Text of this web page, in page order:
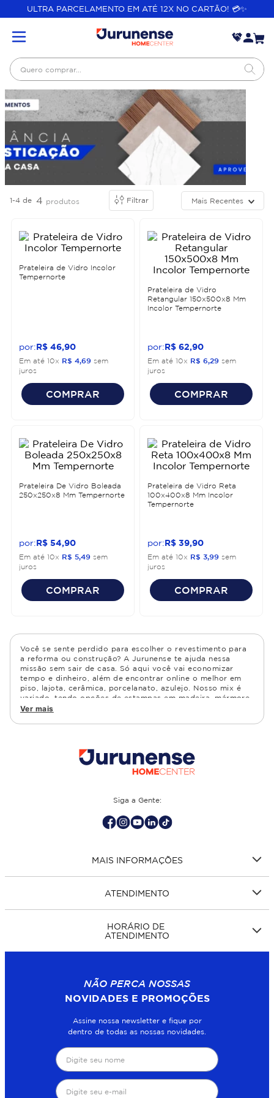
ULTRA PARCELAMENTO EM ATÉ 12X NO CARTÃO! 💳✨
Quero comprar...
1-4 de 4 produtos Filtrar Mais Recentes
Prateleira de Vidro Incolor
Tempernorte
R$ 46 90
Em até 10x R$ 4 69 sem
juros
COMPRAR
Prateleira de Vidro
Retangular 150x500x8 Mm
Incolor Tempernorte
R$ 62 90
Em até 10x R$ 6 29 sem
juros
COMPRAR
Prateleira De Vidro Boleada
250x250x8 Mm Tempernorte
R$ 54 90
Em até 10x R$ 5 49 sem
juros
COMPRAR
Prateleira de Vidro Reta
100x400x8 Mm Incolor
Tempernorte
R$ 39 90
Em até 10x R$ 3 99 sem
juros
COMPRAR
Você se sente perdido para escolher o revestimento para
a reforma ou construção? A Jurunense te ajuda nessa
missão sem sair de casa. Só aqui você vai economizar
tempo e dinheiro, além de encontrar online o melhor em
piso, lajota, cerâmica, porcelanato, azulejo. Nosso mix é
variado, tendo opções de estampas em madeira, mármore,
granito, cimento, geométrico, e muito mais Confira as
cozinha, quarto, sala de estar.
Ver mais
Siga a Gente:
MAIS INFORMAÇÕES
ATENDIMENTO
HORÁRIO DE
ATENDIMENTO
NÃO PERCA NOSSAS
NOVIDADES E PROMOÇÕES
Assine nossa newsletter e fique por
dentro de todas as nossas novidades.